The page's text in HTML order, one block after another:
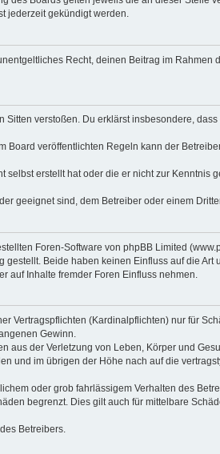
jederzeit gekündigt werden.
Recht, deinen Beitrag im Rahmen
verstoßen. Du erklärst insbesondere,
veröffentlichten Regeln kann der
erstellt hat oder die er nicht zur Kenntnis
geeignet sind, dem Betreiber oder einem
Foren-Software von phpBB Limited
Beide haben keinen Einfluss auf die Art
auf Inhalte fremder Foren Einfluss nehmen.
Vertragspflichten (Kardinalpflichten) nur für
Gewinn.
aus der Verletzung von Leben, Körper und
und im übrigen der Höhe nach auf die
oder grob fahrlässigem Verhalten des
begrenzt. Dies gilt auch für mittelbare
Betreibers.